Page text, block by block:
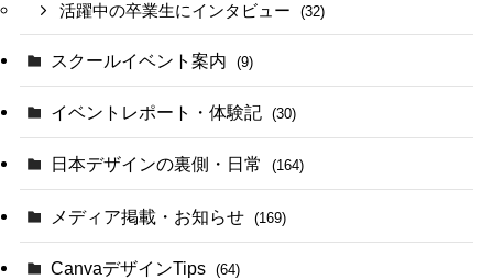
活躍中の卒業生にインタビュー (32)
スクールイベント案内 (9)
イベントレポート・体験記 (30)
日本デザインの裏側・日常 (164)
メディア掲載・お知らせ (169)
CanvaデザインTips (64)